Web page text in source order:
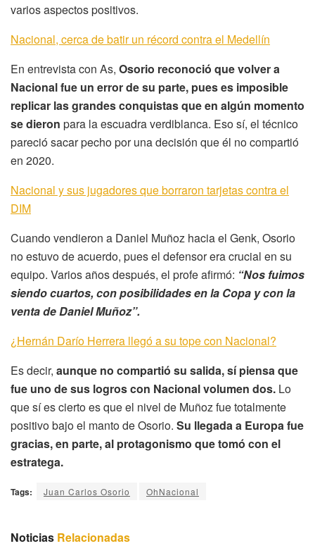
varios aspectos positivos.
Nacional, cerca de batir un récord contra el Medellín
En entrevista con As, Osorio reconoció que volver a
Nacional fue un error de su parte, pues es imposible
replicar las grandes conquistas que en algún momento
se dieron para la escuadra verdiblanca. Eso sí, el técnico
pareció sacar pecho por una decisión que él no compartió
en 2020.
Nacional y sus jugadores que borraron tarjetas contra el
DIM
Cuando vendieron a Daniel Muñoz hacia el Genk, Osorio
no estuvo de acuerdo, pues el defensor era crucial en su
equipo. Varios años después, el profe afirmó: “Nos fuimos
siendo cuartos, con posibilidades en la Copa y con la
venta de Daniel Muñoz”.
¿Hernán Darío Herrera llegó a su tope con Nacional?
Es decir, aunque no compartió su salida, sí piensa que
fue uno de sus logros con Nacional volumen dos. Lo
que sí es cierto es que el nivel de Muñoz fue totalmente
positivo bajo el manto de Osorio. Su llegada a Europa fue
gracias, en parte, al protagonismo que tomó con el
estratega.
Tags: Juan Carlos Osorio OhNacional
Noticias Relacionadas